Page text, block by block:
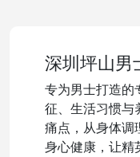
深圳坪山男
专为男士打造的
征、生活习惯与
痛点，从身体调
身心健康，让精